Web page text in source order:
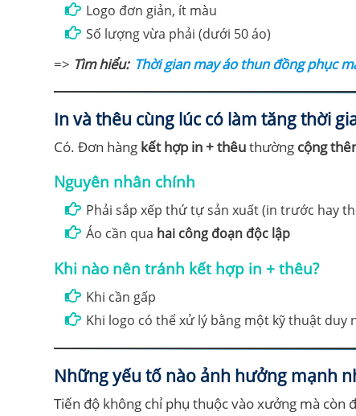
Logo đơn giản, ít màu
Số lượng vừa phải (dưới 50 áo)
=> Tìm hiểu: Thời gian may áo thun đồng phục
In và thêu cùng lúc có làm tăng thời
Có. Đơn hàng kết hợp in + thêuthường cộng
Nguyên nhân chính
Phải sắp xếp thứ tự sản xuất (in trước hay
Áo cần qua hai công đoạn độc lập
Khi nào nên tránh kết hợp in + thêu?
Khi cần gấp
Khi logo có thể xử lý bằng một kỹ thuật duy
Những yếu tố nào ảnh hưởng mạnh
Tiến độ không chỉ phụ thuộc vào xưởng mà còn